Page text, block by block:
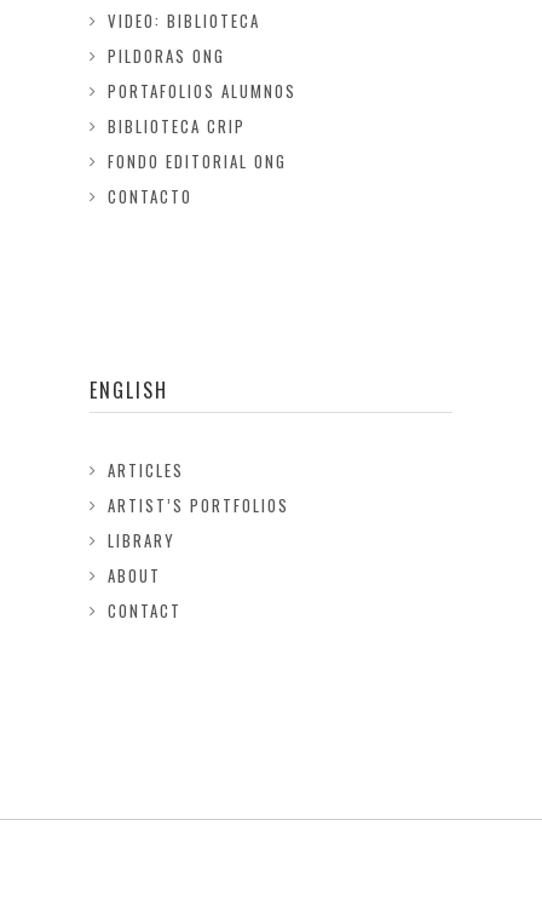
VIDEO: BIBLIOTECA
PILDORAS ONG
PORTAFOLIOS ALUMNOS
BIBLIOTECA CRIP
FONDO EDITORIAL ONG
CONTACTO
ENGLISH
ARTICLES
ARTIST’S PORTFOLIOS
LIBRARY
ABOUT
CONTACT